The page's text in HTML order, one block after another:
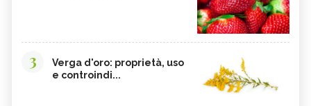
3
Verga d'oro: proprietà, uso
e controindi...